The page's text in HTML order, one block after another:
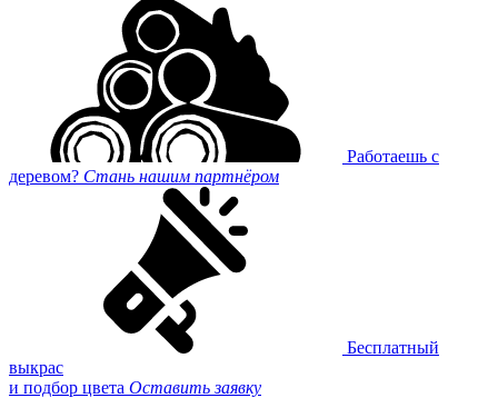
Работаешь с
деревом? Стань нашим партнёром
Бесплатный
выкрас
и подбор цвета Оставить заявку